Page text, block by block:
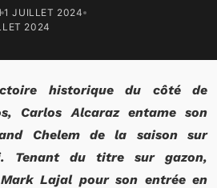
1 JUILLET 2024
2024
historique du côté de
Carlos Alcaraz entame son
Chelem de la saison sur
Tenant du titre sur gazon,
Lajal pour son entrée en